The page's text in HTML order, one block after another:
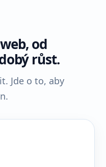
od
růst.
Jde o to, aby